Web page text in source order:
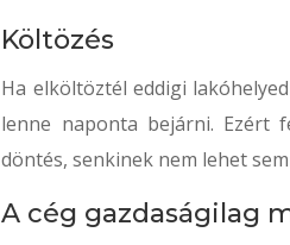
Költözés
Ha elköltöztél eddigi
lenne naponta bejárni. Ezért
döntés, senkinek nem lehet
A cég gazdaságilag